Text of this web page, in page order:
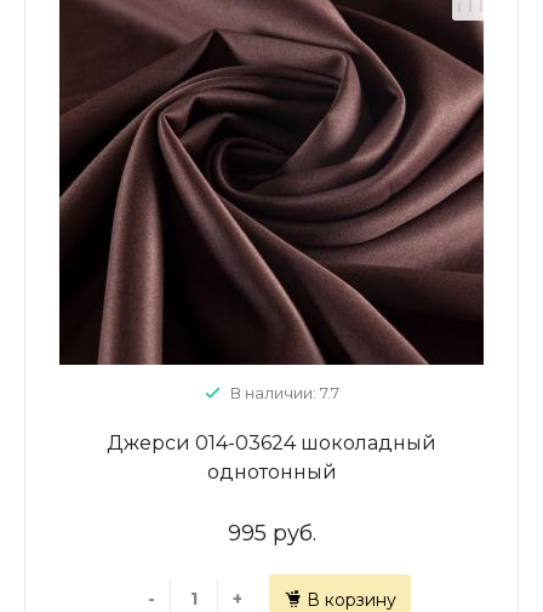
В наличии: 7.7
Джерси 014-03624 шоколадный
однотонный
995 руб.
- + В корзину